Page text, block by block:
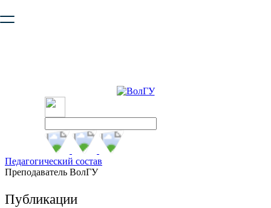
безопасную работу с сайтом. Пожалуйста
Педагогический состав
Преподаватель ВолГУ
Публикации